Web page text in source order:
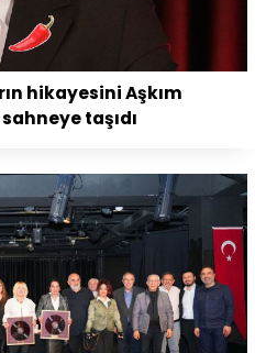
hikayesini Aşkım
taşıdı